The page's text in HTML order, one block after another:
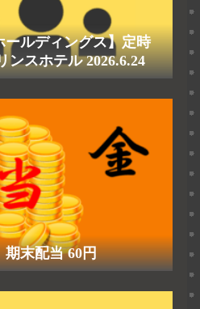
ールディングス】定時
ンスホテル 2026.6.24
期末配当 60円